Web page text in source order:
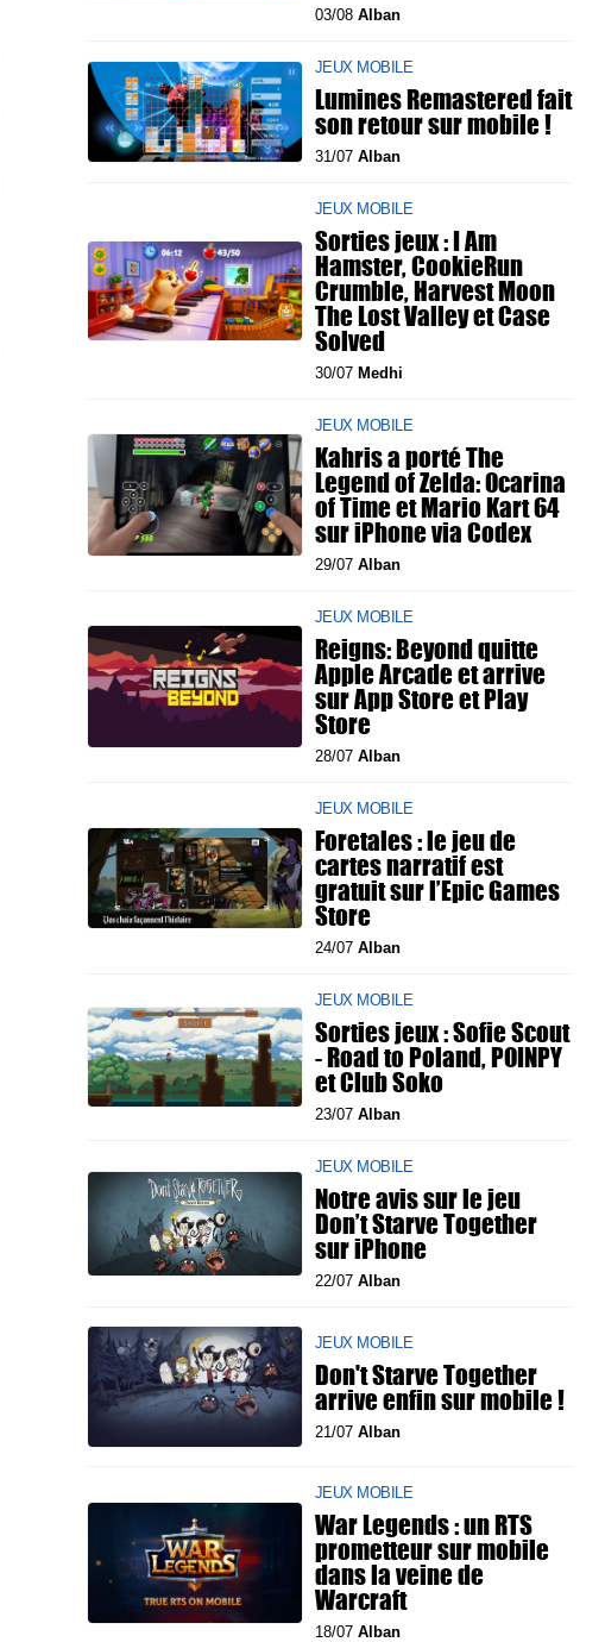
03/08 Alban
JEUX MOBILE
Lumines Remastered fait
son retour sur mobile !
31/07 Alban
JEUX MOBILE
Sorties jeux : I Am
Hamster, CookieRun
Crumble, Harvest Moon
The Lost Valley et Case
Solved
30/07 Medhi
JEUX MOBILE
Kahris a porté The
Legend of Zelda: Ocarina
of Time et Mario Kart 64
sur iPhone via Codex
29/07 Alban
JEUX MOBILE
Reigns: Beyond quitte
Apple Arcade et arrive
sur App Store et Play
Store
28/07 Alban
JEUX MOBILE
Foretales : le jeu de
cartes narratif est
gratuit sur l’Epic Games
Store
24/07 Alban
JEUX MOBILE
Sorties jeux : Sofie Scout
- Road to Poland, POINPY
et Club Soko
23/07 Alban
JEUX MOBILE
Notre avis sur le jeu
Don’t Starve Together
sur iPhone
22/07 Alban
JEUX MOBILE
Don't Starve Together
arrive enfin sur mobile !
21/07 Alban
JEUX MOBILE
War Legends : un RTS
prometteur sur mobile
dans la veine de
Warcraft
18/07 Alban